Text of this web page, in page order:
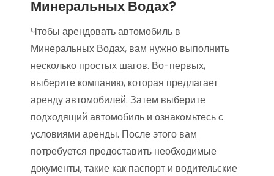
Минеральных Водах?
Чтобы арендовать автомобиль в
Минеральных Водах, вам нужно выполнить
несколько простых шагов. Во-первых,
выберите компанию, которая предлагает
аренду автомобилей. Затем выберите
подходящий автомобиль и ознакомьтесь с
условиями аренды. После этого вам
потребуется предоставить необходимые
документы, такие как паспорт и водительские